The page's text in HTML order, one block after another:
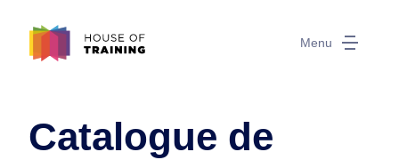
Menu
Catalogue de